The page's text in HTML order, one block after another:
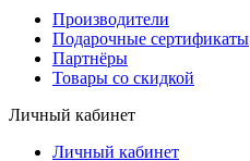
Производители
Подарочные сертификаты
Партнёры
Товары со скидкой
Личный кабинет
Личный кабинет